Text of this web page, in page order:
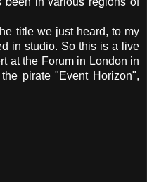
title we just heard, to my
in studio. So this is a live
at the Forum in London in
pirate "Event Horizon",